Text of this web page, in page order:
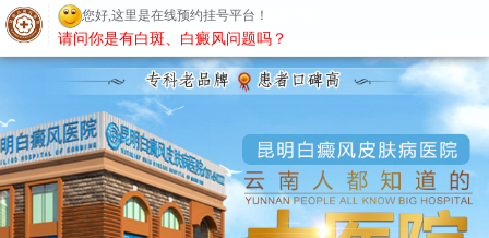
昆明白癜风医院
您好,这里是在线预约挂号平台！
请问你是有白斑、白癜风问题吗？